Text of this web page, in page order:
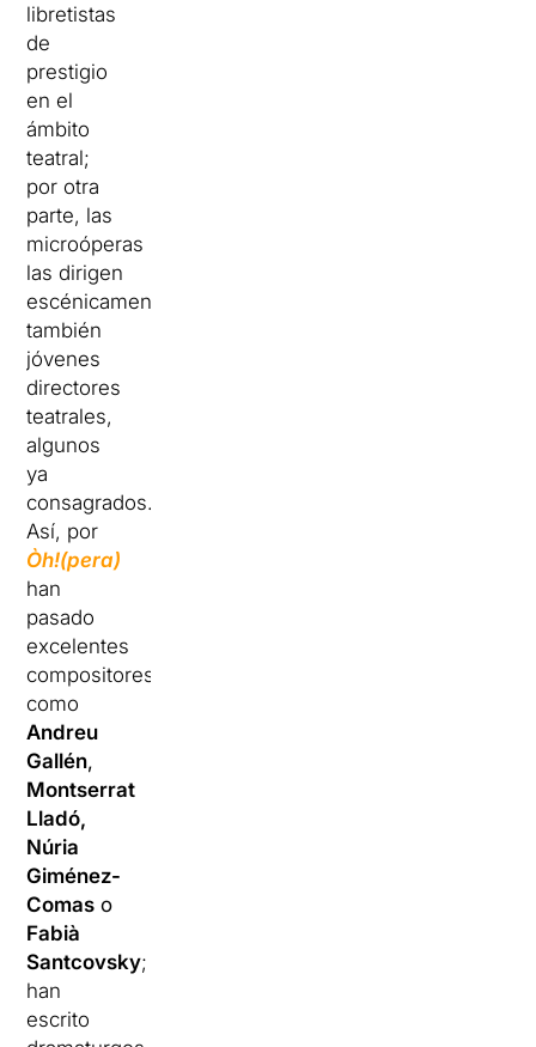
libretistas
de
prestigio
en el
ámbito
teatral;
por otra
parte, las
microóperas
las dirigen
escénicamente
también
jóvenes
directores
teatrales,
algunos
ya
consagrados.
Así, por
Òh!(pera)
han
pasado
excelentes
compositores
como
Andreu
Gallén,
Montserrat
Lladó,
Núria
Giménez-
Comas o
Fabià
Santcovsky;
han
escrito